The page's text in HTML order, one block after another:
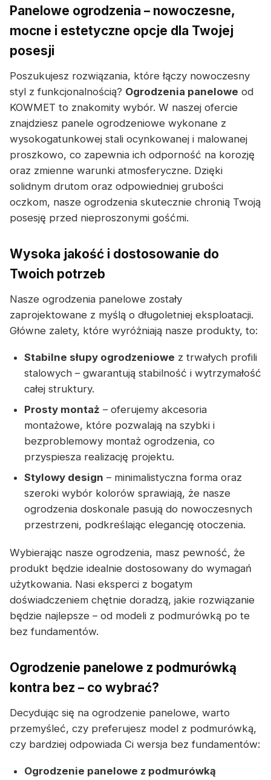
Panelowe ogrodzenia – nowoczesne,
mocne i estetyczne opcje dla Twojej
posesji
Poszukujesz rozwiązania, które łączy nowoczesny
styl z funkcjonalnością? Ogrodzenia panelowe od
KOWMET to znakomity wybór. W naszej ofercie
znajdziesz panele ogrodzeniowe wykonane z
wysokogatunkowej stali ocynkowanej i malowanej
proszkowo, co zapewnia ich odporność na korozję
oraz zmienne warunki atmosferyczne. Dzięki
solidnym drutom oraz odpowiedniej grubości
oczkom, nasze ogrodzenia skutecznie chronią Twoją
posesję przed nieproszonymi gośćmi.
Wysoka jakość i dostosowanie do
Twoich potrzeb
Nasze ogrodzenia panelowe zostały
zaprojektowane z myślą o długoletniej eksploatacji.
Główne zalety, które wyróżniają nasze produkty, to:
Stabilne słupy ogrodzeniowe z trwałych profili
stalowych – gwarantują stabilność i wytrzymałość
całej struktury.
Prosty montaż – oferujemy akcesoria
montażowe, które pozwalają na szybki i
bezproblemowy montaż ogrodzenia, co
przyspiesza realizację projektu.
Stylowy design – minimalistyczna forma oraz
szeroki wybór kolorów sprawiają, że nasze
ogrodzenia doskonale pasują do nowoczesnych
przestrzeni, podkreślając elegancję otoczenia.
Wybierając nasze ogrodzenia, masz pewność, że
produkt będzie idealnie dostosowany do wymagań
użytkowania. Nasi eksperci z bogatym
doświadczeniem chętnie doradzą, jakie rozwiązanie
będzie najlepsze – od modeli z podmurówką po te
bez fundamentów.
Ogrodzenie panelowe z podmurówką
kontra bez – co wybrać?
Decydując się na ogrodzenie panelowe, warto
przemyśleć, czy preferujesz model z podmurówką,
czy bardziej odpowiada Ci wersja bez fundamentów:
Ogrodzenie panelowe z podmurówką